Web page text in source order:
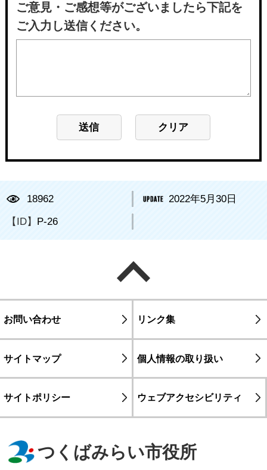
ご意見・ご感想等がございましたら下記を
ご入力し送信ください。
18962 2022年5月30日
【ID】 P-26
お問い合わせ リンク集
サイトマップ 個人情報の取り扱い
サイトポリシー ウェブアクセシビリティ
つくばみらい市役所